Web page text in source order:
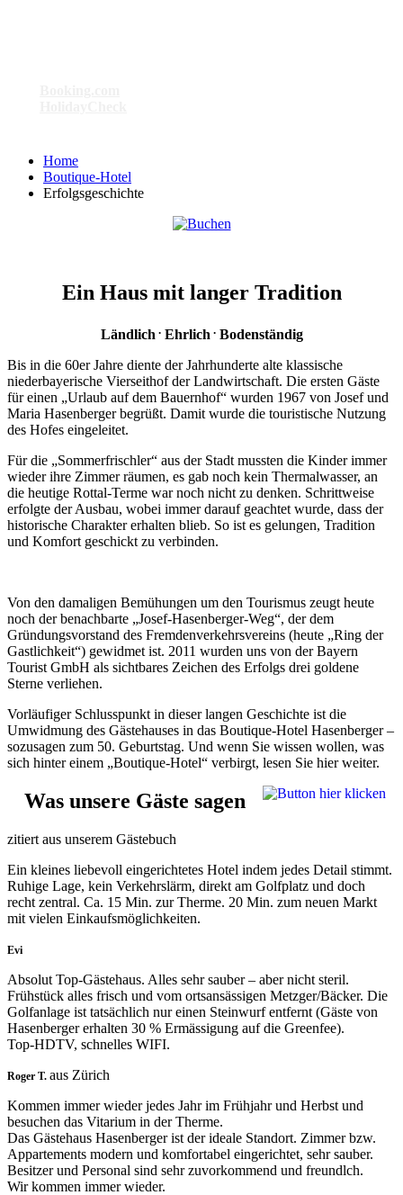
Home
Boutique-Hotel
Erfolgsgeschichte
Ein Haus mit langer Tradition
Ländlich .Ehrlich .Bodenständig
Bis in die 60er Jahre diente der Jahrhunderte alte klassische
niederbayerische Vierseithof der Landwirtschaft. Die ersten Gäste
für einen „Urlaub auf dem Bauernhof“ wurden 1967 von Josef und
Maria Hasenberger begrüßt. Damit wurde die touristische Nutzung
des Hofes eingeleitet.
Für die „Sommerfrischler“ aus der Stadt mussten die Kinder immer
wieder ihre Zimmer räumen, es gab noch kein Thermalwasser, an
die heutige Rottal-Terme war noch nicht zu denken. Schrittweise
erfolgte der Ausbau, wobei immer darauf geachtet wurde, dass der
historische Charakter erhalten blieb. So ist es gelungen, Tradition
und Komfort geschickt zu verbinden.
Von den damaligen Bemühungen um den Tourismus zeugt heute
noch der benachbarte „Josef-Hasenberger-Weg“, der dem
Gründungsvorstand des Fremdenverkehrsvereins (heute „Ring der
Gastlichkeit“) gewidmet ist. 2011 wurden uns von der Bayern
Tourist GmbH als sichtbares Zeichen des Erfolgs drei goldene
Sterne verliehen.
Vorläufiger Schlusspunkt in dieser langen Geschichte ist die
Umwidmung des Gästehauses in das Boutique-Hotel Hasenberger –
sozusagen zum 50. Geburtstag. Und wenn Sie wissen wollen, was
sich hinter einem „Boutique-Hotel“ verbirgt, lesen Sie hier weiter.
Was unsere Gäste sagen
zitiert aus unserem Gästebuch
Ein kleines liebevoll eingerichtetes Hotel indem jedes Detail stimmt.
Ruhige Lage, kein Verkehrslärm, direkt am Golfplatz und doch
recht zentral. Ca. 15 Min. zur Therme. 20 Min. zum neuen Markt
mit vielen Einkaufsmöglichkeiten.
Evi
Absolut Top-Gästehaus. Alles sehr sauber – aber nicht steril.
Frühstück alles frisch und vom ortsansässigen Metzger/Bäcker. Die
Golfanlage ist tatsächlich nur einen Steinwurf entfernt (Gäste von
Hasenberger erhalten 30 % Ermässigung auf die Greenfee).
Top-HDTV, schnelles WIFI.
Roger T. aus Zürich
Kommen immer wieder jedes Jahr im Frühjahr und Herbst und
besuchen das Vitarium in der Therme.
Das Gästehaus Hasenberger ist der ideale Standort. Zimmer bzw.
Appartements modern und komfortabel eingerichtet, sehr sauber.
Besitzer und Personal sind sehr zuvorkommend und freundlch.
Wir kommen immer wieder.